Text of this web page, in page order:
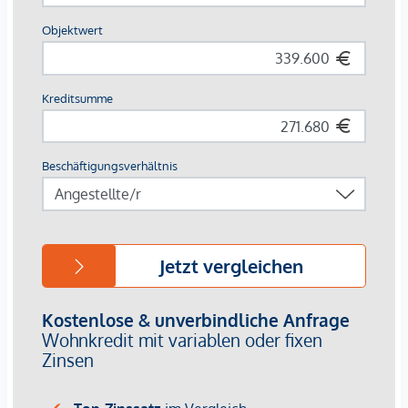
Nahversorger im Haus
AUSSTATTUNG
Eichenparkettboden
Bodentiefe Fenster
Klimaanlage in den Dachgeschossen
Großzügige Freiflächen
E-Mobilität
Elektrischer Sonnenschutz
Für nähere Informationen besuchen Sie gerne unsere
https://www.winegg.at/de/wohnprojekte/
44-1050-wien-siebenbrunnengasse/ oder vereinbaren Sie
einenpersönlichen Beratungstermin